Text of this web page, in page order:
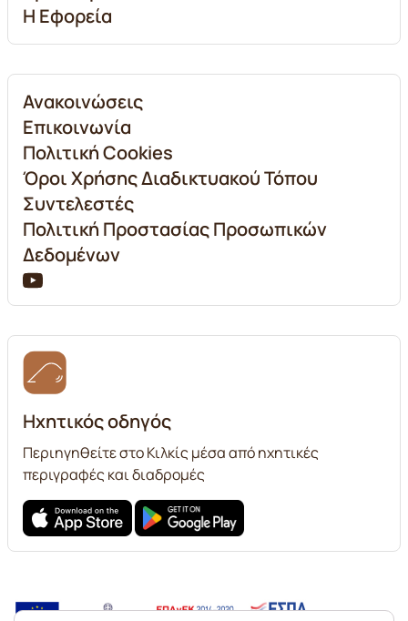
Η Εφορεία
Ανακοινώσεις
Επικοινωνία
Πολιτική Cookies
Όροι Χρήσης Διαδικτυακού Τόπου
Συντελεστές
Πολιτική Προστασίας Προσωπικών
Δεδομένων
Ηχητικός οδηγός
Περιηγηθείτε στο Κιλκίς μέσα από ηχητικές
περιγραφές και διαδρομές